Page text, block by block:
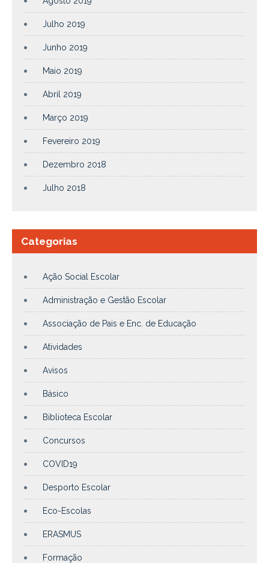
Julho 2019
Junho 2019
Maio 2019
Abril 2019
Março 2019
Fevereiro 2019
Dezembro 2018
Julho 2018
Categorias
Ação Social Escolar
Administração e Gestão Escolar
Associação de Pais e Enc. de Educação
Atividades
Avisos
Básico
Biblioteca Escolar
Concursos
COVID19
Desporto Escolar
Eco-Escolas
ERASMUS
Formação